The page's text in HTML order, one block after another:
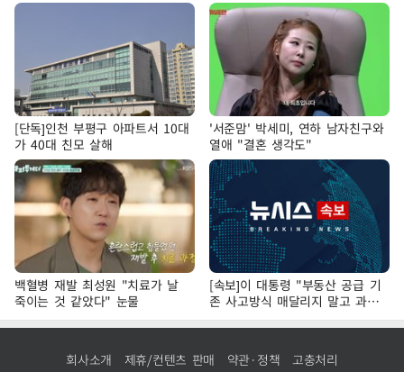
[단독]인천 부평구 아파트서 10대
가 40대 친모 살해
'서준맘' 박세미, 연하 남자친구와
열애 "결혼 생각도"
백혈병 재발 최성원 "치료가 날
죽이는 것 같았다" 눈물
[속보]이 대통령 "부동산 공급 기
존 사고방식 매달리지 말고 과감
히 실천"
회사소개 제휴/컨텐츠 판매 약관·정책 고충처리